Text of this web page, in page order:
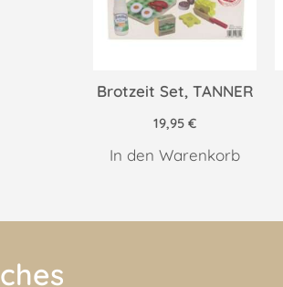
Brotzeit Set, TANNER
19,95€
In den Warenkorb